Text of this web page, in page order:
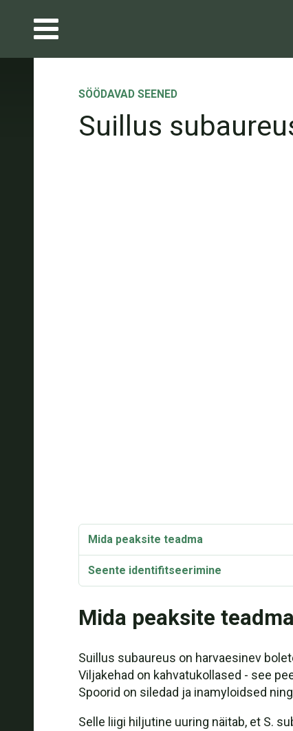
SÖÖDAVAD SEENED
Suillus
Mida peaksite teadma
Seente identifitseerimine
Mida peaksite teadma
Suillus subaureus on harvaesinev
Viljakehad on kahvatukollased - see
Spoorid on siledad ja inamyloidsed
Selle liigi hiljutine uuring näitab, et S.